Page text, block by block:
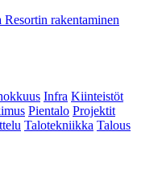
rakentaminen
Infra Kiinteistöt
Pientalo Projektit
Talotekniikka Talous